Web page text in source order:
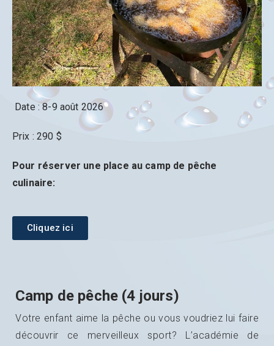
Date : 8-9 août 2026
Prix : 290 $
Pour réserver une place au camp de pêche
culinaire:
Cliquez ici
Camp de pêche (4 jours)
Votre enfant aime la pêche ou vous voudriez lui faire
découvrir ce merveilleux sport? L’académie de